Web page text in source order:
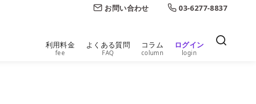
お問い合わせ 03-6277-8837
利用料金
fee
よくある質問
FAQ
コラム
column
ログイン
login